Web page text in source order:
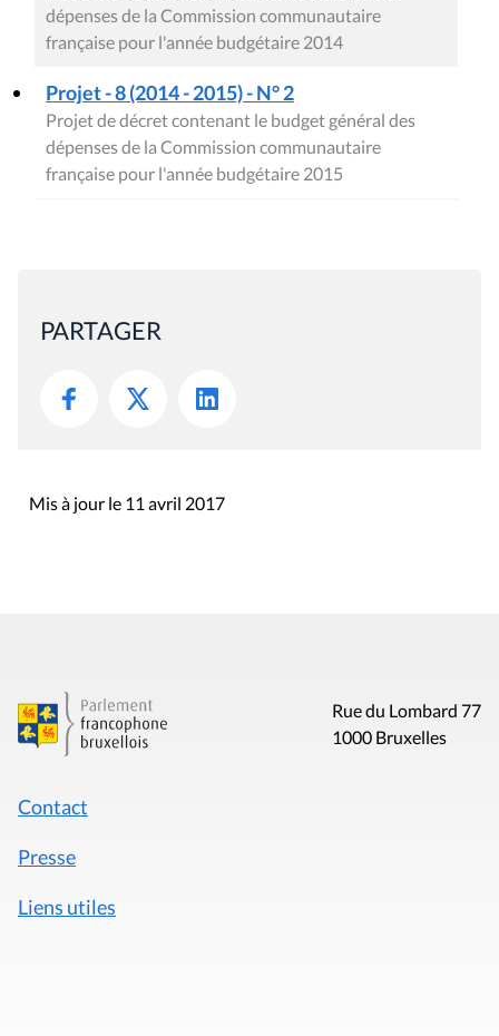
dépenses de la Commission communautaire
française pour l'année budgétaire 2014
Projet - 8 (2014 - 2015) - N° 2
Projet de décret contenant le budget général des
dépenses de la Commission communautaire
française pour l'année budgétaire 2015
PARTAGER
Mis à jour le 11 avril 2017
Rue du Lombard 77
1000 Bruxelles
Contact
Presse
Liens utiles